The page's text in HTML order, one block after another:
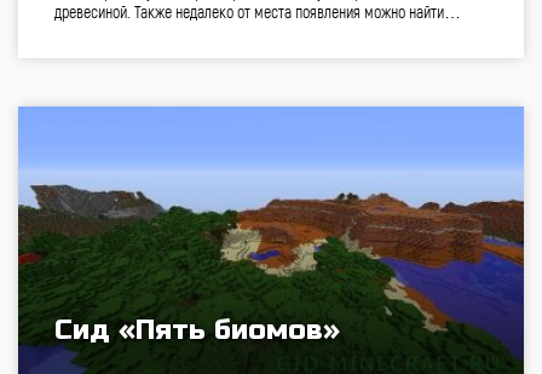
древесиной. Также недалеко от места появления можно найти…
Сид «Пять биомов»